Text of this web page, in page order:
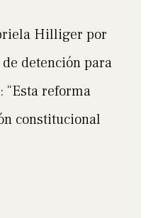
Hilliger por
detención para
“Esta reforma
constitucional